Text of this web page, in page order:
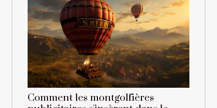
Comment les montgolfières